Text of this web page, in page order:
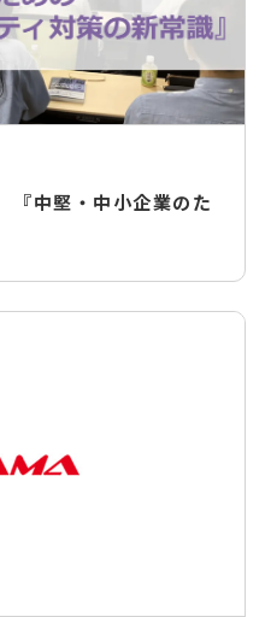
『中堅・中小企業のた